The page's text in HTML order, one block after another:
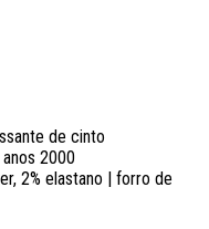
de cinto
2000
2% elastano | forro de